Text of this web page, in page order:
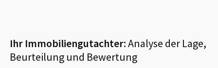
Ihr Immobiliengutachter:Analyse der Lage,
Beurteilung und Bewertung